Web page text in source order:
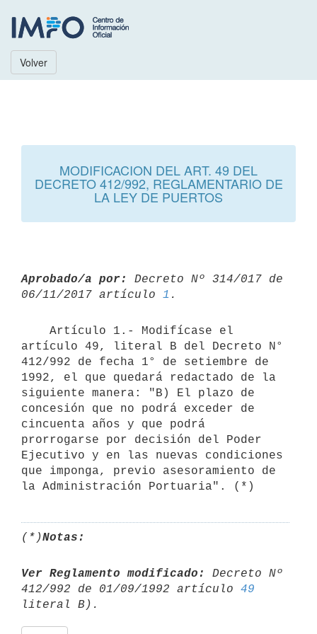
Volver
MODIFICACION DEL ART. 49 DEL
DECRETO 412/992, REGLAMENTARIO DE
LA LEY DE PUERTOS
Aprobado/a por:
Decreto Nº 314/017 de
06/11/2017 artículo 1
artículo 49, literal B del Decreto N°
412/992 de fecha 1° de setiembre de
1992, el que quedará redactado de la
siguiente manera: "B) El plazo de
concesión que no podrá exceder de
cincuenta años y que podrá
prorrogarse por decisión del Poder
Ejecutivo y en las nuevas condiciones
que imponga, previo asesoramiento de
la Administración Portuaria". (*)
(*)Notas:
Ver Reglamento modificado:
Decreto Nº
412/992 de 01/09/1992 artículo 49